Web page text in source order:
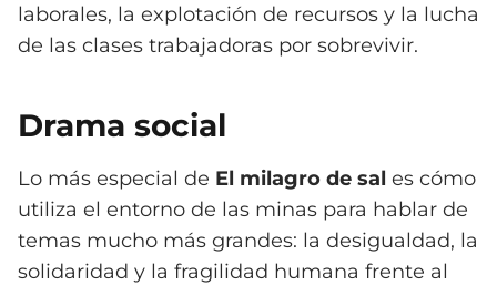
laborales, la explotación de recursos y la lucha
de las clases trabajadoras por sobrevivir.
Drama social
Lo más especial de El milagro de sal es cómo
utiliza el entorno de las minas para hablar de
temas mucho más grandes: la desigualdad, la
solidaridad y la fragilidad humana frente al